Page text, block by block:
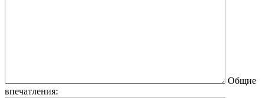
Общие
впечатления: